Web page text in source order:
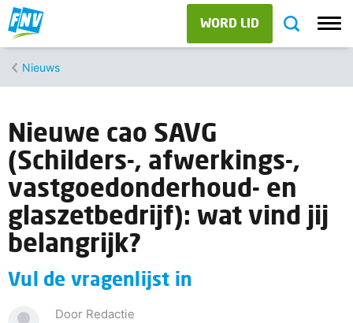
WORD LID
Nieuws
Nieuwe cao SAVG
(Schilders-, afwerkings-,
vastgoedonderhoud- en
glaszetbedrijf): wat vind jij
belangrijk?
Vul de vragenlijst in
Door Redactie